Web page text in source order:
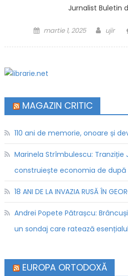
Jurnalist Buletin
Posted on
martie 1, 2025 Author
ujir
MAGAZIN CRITIC
110 ani de memorie, onoare și
Marinela Strîmbulescu: Tranziție
construiește economia de după
18 ANI DE LA INVAZIA RUSĂ ÎN
Andrei Popete Pătrașcu:
un sondaj care ratează esențialul
EUROPA ORTODOXĂ